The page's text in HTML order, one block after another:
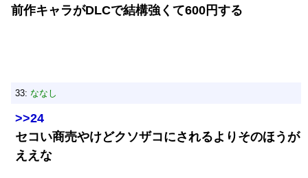
前作キャラがDLCで結構強くて600円する
33: ななし
>>24
セコい商売やけどクソザコにされるよりそのほうが
ええな